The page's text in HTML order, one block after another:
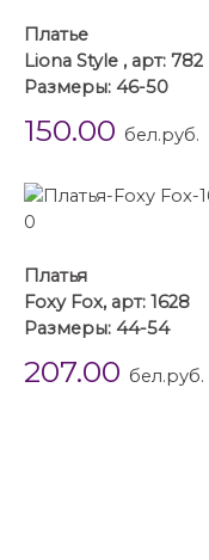
Платье
Liona Style , арт: 782
Размеры: 46-50
150.00 бел.руб.
Платья
Foxy Fox, арт: 1628
Размеры: 44-54
207.00 бел.руб.